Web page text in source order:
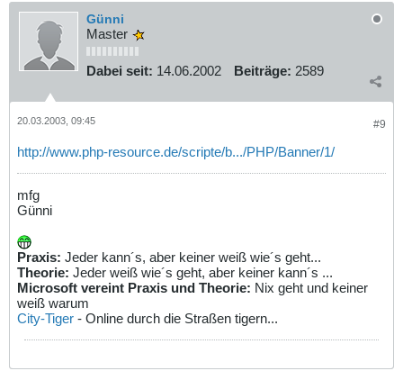
Günni
Master
Dabei seit: 14.06.2002 Beiträge: 2589
#9
20.03.2003, 09:45
http://www.php-resource.de/scripte/b.../PHP/Banner/1/
mfg
Günni
Praxis: Jeder kann´s, aber keiner weiß wie´s geht...
Theorie: Jeder weiß wie´s geht, aber keiner kann´s ...
Microsoft vereint Praxis und Theorie: Nix geht und keiner
weiß warum
City-Tiger - Online durch die Straßen tigern...